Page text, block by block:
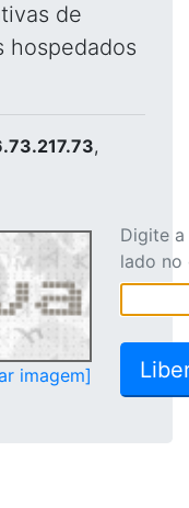
de
hospedados
,
imagem]
Digite
lado no